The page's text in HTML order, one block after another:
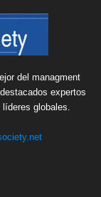
del managment
expertos
globales.